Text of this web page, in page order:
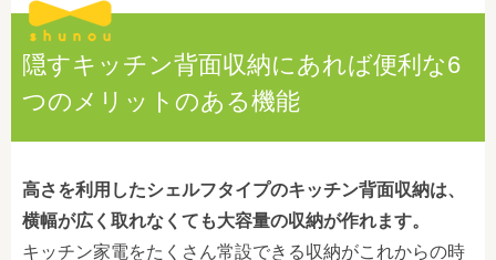
隠すキッチン背面収納にあれば便利な6
つのメリットのある機能
高さを利用したシェルフタイプのキッチン背面収納は、
横幅が広く取れなくても大容量の収納が作れます。
キッチン家電をたくさん常設できる収納がこれからの時